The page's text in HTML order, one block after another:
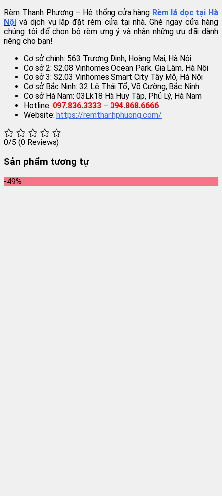
Rèm Thanh Phượng – Hệ thống cửa hàng Rèm lá dọc tại Hà
Nội và dịch vụ lắp đặt rèm cửa tại nhà. Ghé ngay cửa hàng
chúng tôi để chọn bộ rèm ưng ý và nhận những ưu đãi dành
riêng cho bạn!
Cơ sở chính: 563 Trương Định, Hoàng Mai, Hà Nội
Cơ sở 2: S2.08 Vinhomes Ocean Park, Gia Lâm, Hà Nội
Cơ sở 3: S2.03 Vinhomes Smart City Tây Mỗ, Hà Nội
Cơ sở Bắc Ninh: 32 Lê Thái Tổ, Võ Cường, Bắc Ninh
Cơ sở Hà Nam: 03Lk18 Hà Huy Tập, Phủ Lý, Hà Nam
Hotline: 097.836.3333 – 094.868.6666
Website: https://remthanhphuong.com/
0/5 (0 Reviews)
Sản phẩm tương tự
-49%